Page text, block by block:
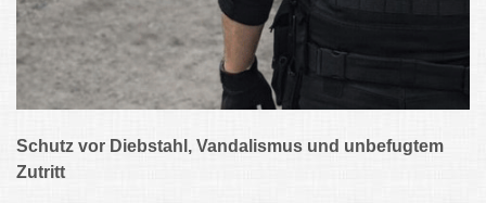
Schutz vor Diebstahl, Vandalismus und unbefugtem
Zutritt